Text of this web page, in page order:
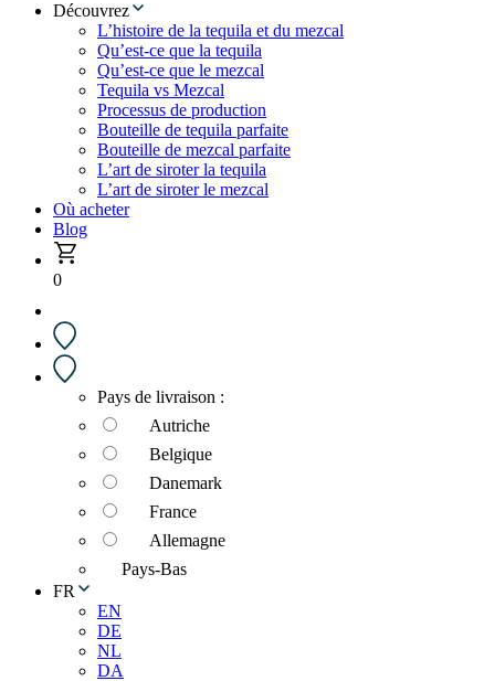
Découvrez
L’histoire de la tequila et du mezcal
Qu’est-ce que la tequila
Qu’est-ce que le mezcal
Tequila vs Mezcal
Processus de production
Bouteille de tequila parfaite
Bouteille de mezcal parfaite
L’art de siroter la tequila
L’art de siroter le mezcal
Où acheter
Blog
0
Pays de livraison :
Autriche
Belgique
Danemark
France
Allemagne
Pays-Bas
FR
EN
DE
NL
DA